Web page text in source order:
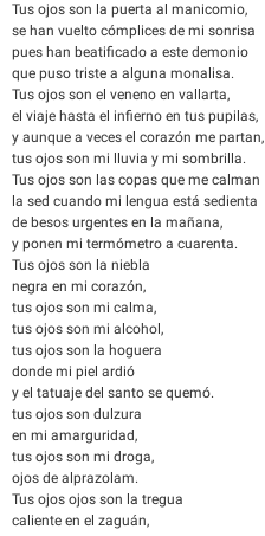
Tus ojos son la puerta al manicomio,
se han vuelto cómplices de mi sonrisa
pues han beatificado a este demonio
que puso triste a alguna monalisa.
Tus ojos son el veneno en vallarta,
el viaje hasta el infierno en tus pupilas,
y aunque a veces el corazón me partan,
tus ojos son mi lluvia y mi sombrilla.
Tus ojos son las copas que me calman
la sed cuando mi lengua está sedienta
de besos urgentes en la mañana,
y ponen mi termómetro a cuarenta.
Tus ojos son la niebla
negra en mi corazón,
tus ojos son mi calma,
tus ojos son mi alcohol,
tus ojos son la hoguera
donde mi piel ardió
y el tatuaje del santo se quemó.
tus ojos son dulzura
en mi amarguridad,
tus ojos son mi droga,
ojos de alprazolam.
Tus ojos ojos son la tregua
caliente en el zaguán,